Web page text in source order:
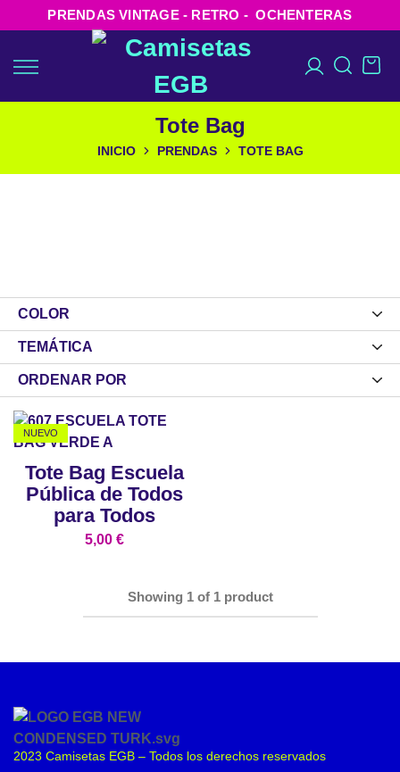
PRENDAS VINTAGE - RETRO - OCHENTERAS
INICIO PRENDAS TOTE BAG
Tote Bag
COLOR
TEMÁTICA
ORDENAR POR
NUEVO
Tote Bag Escuela
Pública de Todos
para Todos
5,00 €
Showing 1 of 1 product
2023 Camisetas EGB – Todos los derechos reservados